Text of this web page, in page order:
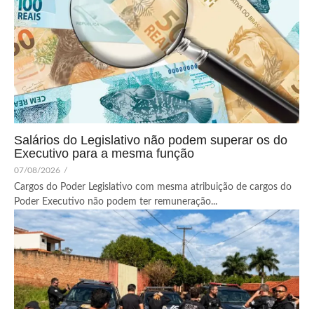
Salários do Legislativo não podem superar os do
Executivo para a mesma função
07/08/2026 /
Cargos do Poder Legislativo com mesma atribuição de cargos do
Poder Executivo não podem ter remuneração...